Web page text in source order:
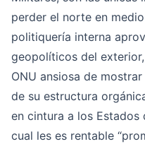
perder el norte en
politiquería interna
geopolíticos del
ONU ansiosa de
de su estructura
en cintura a los Estados
cual les es rentable